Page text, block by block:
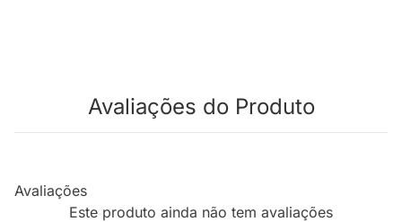
Avaliações do Produto
Avaliações
Este produto ainda não tem avaliações